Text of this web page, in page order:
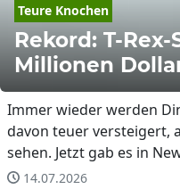
Teure Knochen
Rekord: T-
Millionen
Immer wieder werden
davon teuer versteigert,
sehen. Jetzt gab es in
14.07.2026